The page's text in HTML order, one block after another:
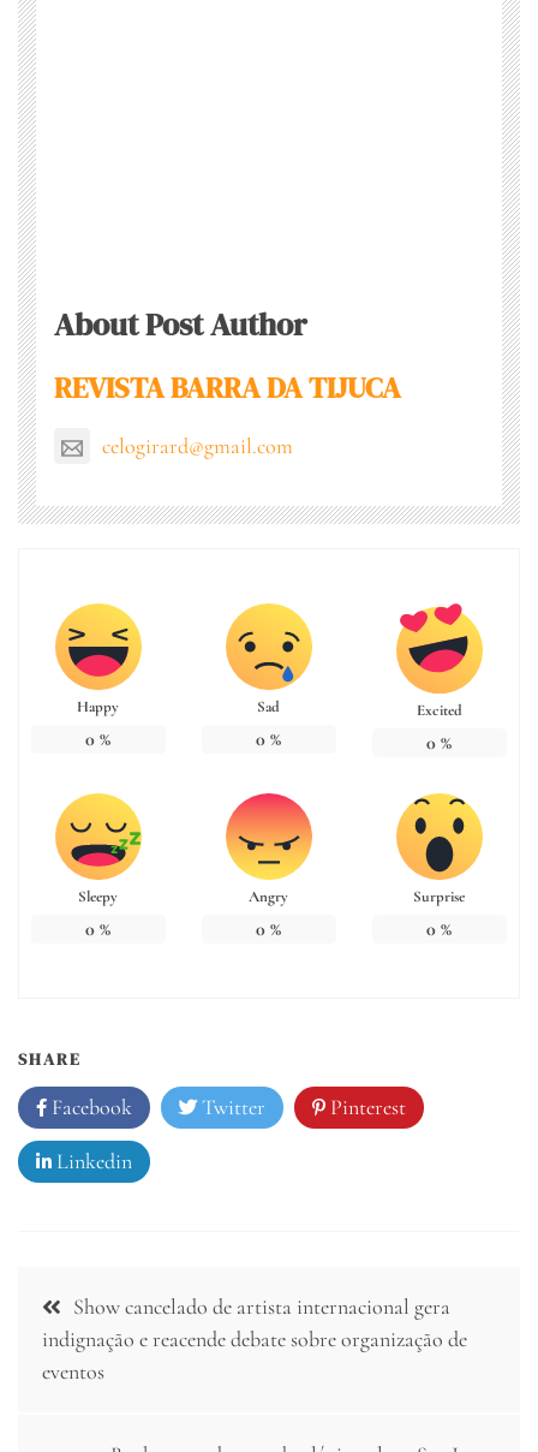
About Post Author
REVISTA BARRA DA TIJUCA
celogirard@gmail.com
Happy
0 %
Sad
0 %
Excited
0 %
Sleepy
0 %
Angry
0 %
Surprise
0 %
SHARE
Facebook Twitter Pinterest
Linkedin
Navegação
de
Post
Show cancelado de artista internacional gera
indignação e reacende debate sobre organização de
eventos